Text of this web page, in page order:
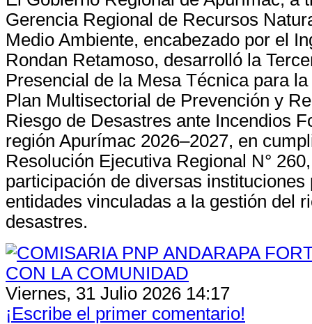
Gerencia Regional de Recursos
Medio Ambiente, encabezado por el
Rondan Retamoso, desarrolló la
Presencial de la Mesa Técnica para
Plan Multisectorial de Prevención y
Riesgo de Desastres ante Incendios
región Apurímac 2026–2027, en
Resolución Ejecutiva Regional N°
participación de diversas instituciones
entidades vinculadas a la gestión del
desastres.
Viernes, 31 Julio 2026 14:17
¡Escribe el primer comentario!